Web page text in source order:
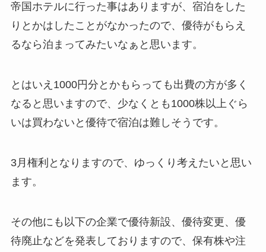
帝国ホテルに行った事はありますが、宿泊をした
りとかはしたことがなかったので、優待がもらえ
るなら泊まってみたいなぁと思います。
とはいえ1000円分とかもらっても出費の方が多く
なると思いますので、少なくとも1000株以上ぐら
いは買わないと優待で宿泊は難しそうです。
3月権利となりますので、ゆっくり考えたいと思い
ます。
その他にも以下の企業で優待新設、優待変更、優
待廃止などを発表しておりますので、保有株や注